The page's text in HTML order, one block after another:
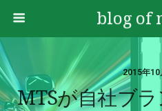
blog of
2015年10
MTSが自社ブ